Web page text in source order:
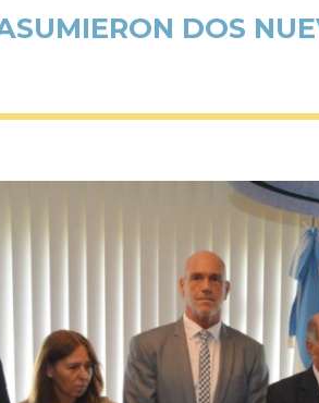
DOS